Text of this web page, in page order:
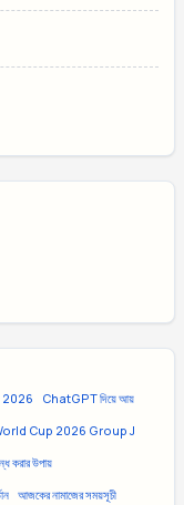
2026 ChatGPT দিয়ে আয়
Cup 2026 Group J
করার উপায়
আজকের নামাজের সময়সূচী